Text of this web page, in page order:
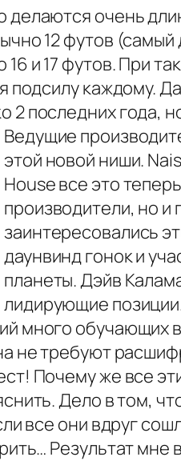
делаются очень
12 футов
и 17 футов. При
подсилу каждому.
2 последних года,
Ведущие
этой новой ниши.
House все это
производители, но и
заинтересовались
даунвинд гонок и
планеты. Дэйв
лидирующие
много обучающих
не требуют
Почему же все
Дело в том,
все они вдруг
Результат мне